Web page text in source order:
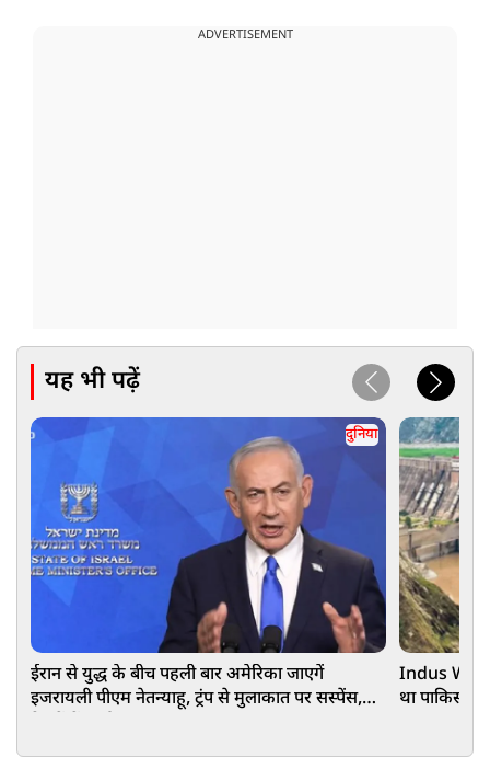
ADVERTISEMENT
यह भी पढ़ें
दुनिया
ईरान से युद्ध के बीच पहली बार अमेरिका जाएगें
इजरायली पीएम नेतन्याहू, ट्रंप से मुलाकात पर सस्पेंस,
Indus
था